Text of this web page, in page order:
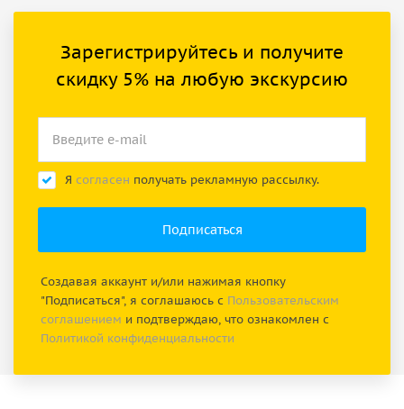
Зарегистрируйтесь и получите
скидку 5% на любую экскурсию
Я согласен получать рекламную рассылку.
Создавая аккаунт и/или нажимая кнопку
"Подписаться", я соглашаюсь с Пользовательским
соглашением и подтверждаю, что ознакомлен с
Политикой конфиденциальности